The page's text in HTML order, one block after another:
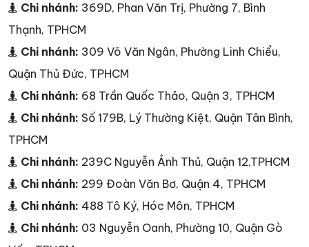
Chi nhánh: 369D, Phan Văn Trị, Phường 7, Bình
Thạnh, TPHCM
Chi nhánh: 309 Võ Văn Ngân, Phường Linh Chiểu,
Quận Thủ Đức, TPHCM
Chi nhánh: 68 Trần Quốc Thảo, Quận 3, TPHCM
Chi nhánh: Số 179B, Lý Thường Kiệt, Quận Tân Bình,
TPHCM
Chi nhánh: 239C Nguyễn Ảnh Thủ, Quận 12,TPHCM
Chi nhánh: 299 Đoàn Văn Bơ, Quận 4, TPHCM
Chi nhánh: 488 Tô Ký, Hóc Môn, TPHCM
Chi nhánh: 03 Nguyễn Oanh, Phường 10, Quận Gò